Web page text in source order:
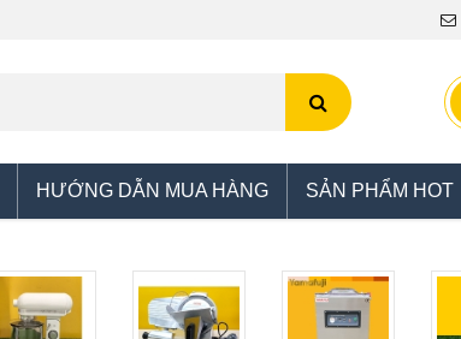
HƯỚNG DẪN MUA HÀNG SẢN PHẨM HOT